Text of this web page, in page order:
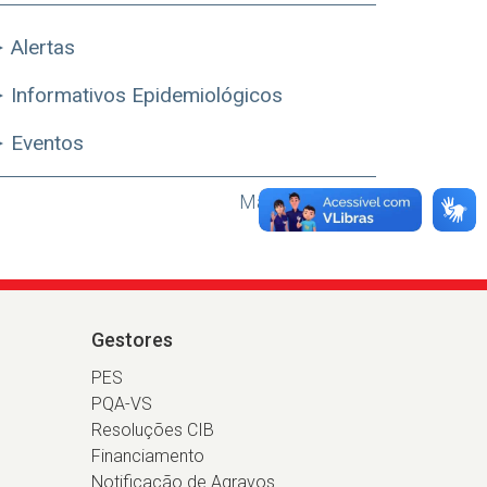
Alertas
Informativos Epidemiológicos
Eventos
Mais Destaques
Gestores
PES
PQA-VS
Resoluções CIB
Financiamento
Notificação de Agravos